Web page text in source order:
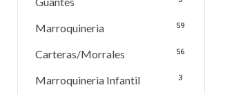
Marroquineria 59
Carteras/Morrales 56
Marroquineria Infantil 3